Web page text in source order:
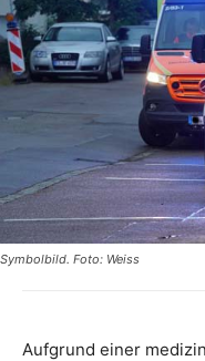
Symbolbild. Foto: Weiss
Aufgrund einer